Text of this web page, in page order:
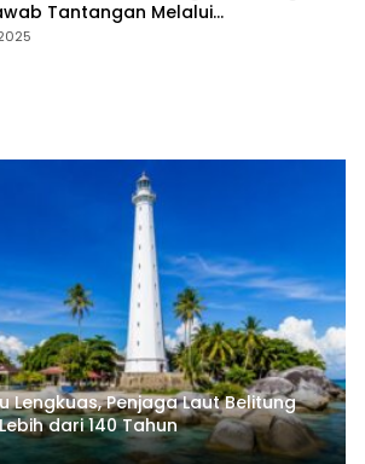
Tantangan Melalui
Sumber Daya Alam yang
Lengkuas, Penjaga Laut Belitung
dari 140 Tahun